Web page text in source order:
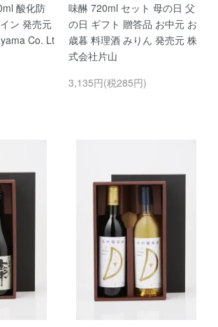
酸化防
ン 発売元
Co. Lt
味醂 720ml セット 母の日 父
の日 ギフト 贈答品 お中元 お
歳暮 料理酒 みりん 発売元 株
式会社片山
3,135円(税285円)